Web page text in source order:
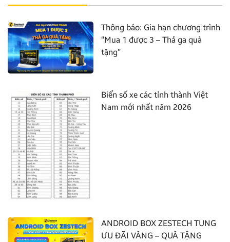
Thông báo: Gia hạn chương trình
“Mua 1 được 3 – Thả ga quà
tặng”
Biển số xe các tỉnh thành Việt
Nam mới nhất năm 2026
ANDROID BOX ZESTECH TUNG
ƯU ĐÃI VÀNG – QUÀ TẶNG